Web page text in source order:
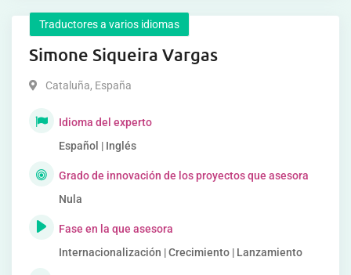
Traductores a varios idiomas
Simone Siqueira Vargas
Cataluña, España
Idioma del experto
Español | Inglés
Grado de innovación de los proyectos que asesora
Nula
Fase en la que asesora
Internacionalización | Crecimiento | Lanzamiento